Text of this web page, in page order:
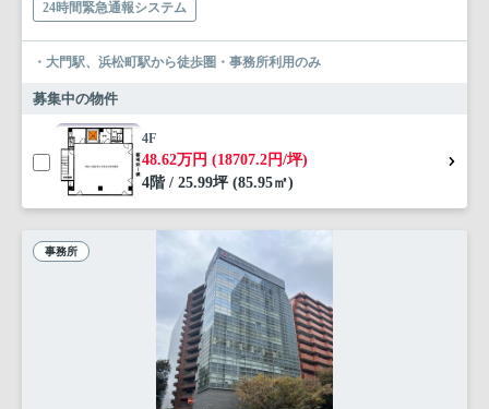
24時間緊急通報システム
・大門駅、浜松町駅から徒歩圏・事務所利用のみ
募集中の物件
4F
48.62万円 (18707.2円/坪)
4階 / 25.99坪 (85.95㎡)
事務所